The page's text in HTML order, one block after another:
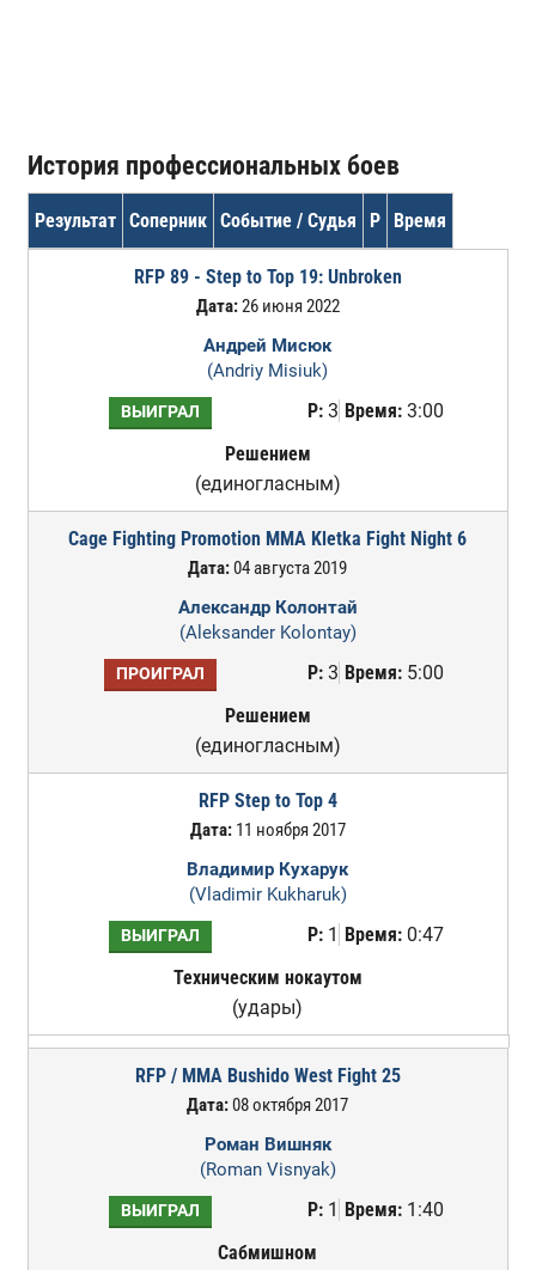
История профессиональных боев
Результат Соперник Событие / Судья Р Время
RFP 89 - Step to Top 19: Unbroken
Дата:26 июня 2022
Андрей Мисюк
(Andriy Misiuk)
ВЫИГРАЛ Р:3 Время:3:00
Решением
(единогласным)
Cage Fighting Promotion MMA Kletka Fight Night 6
Дата:04 августа 2019
Александр Колонтай
(Aleksander Kolontay)
ПРОИГРАЛ Р:3 Время:5:00
Решением
(единогласным)
RFP Step to Top 4
Дата:11 ноября 2017
Владимир Кухарук
(Vladimir Kukharuk)
ВЫИГРАЛ Р:1 Время:0:47
Техническим нокаутом
(удары)
RFP / MMA Bushido West Fight 25
Дата:08 октября 2017
Роман Вишняк
(Roman Visnyak)
ВЫИГРАЛ Р:1 Время:1:40
Сабмишном